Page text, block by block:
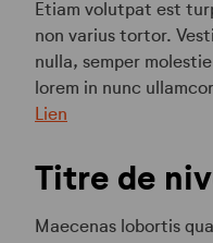
Etiam volutpat est
non varius tortor.
nulla, semper
lorem in nunc
Lien
Titre de
Maecenas lobortis